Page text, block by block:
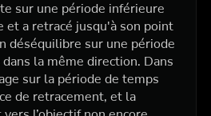
sur une période inférieure
et a retracé jusqu'à son point
déséquilibre sur une période
la même direction. Dans
sur la période de temps
de retracement, et la